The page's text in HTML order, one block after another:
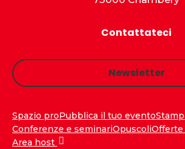
Contattateci
Newsletter
Spazio proPubblica il tuo evento
Conferenze e seminariOpuscoliOfferte
Area host